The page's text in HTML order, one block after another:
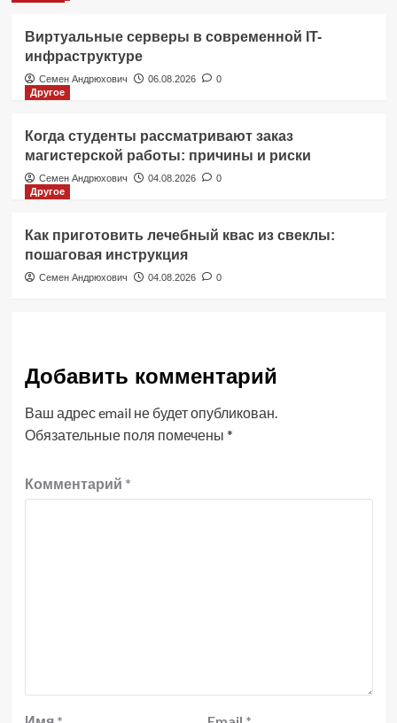
Виртуальные серверы в современной IT-
инфраструктуре
Семен Андрюхович 06.08.2026
0
Другое
Когда студенты рассматривают заказ
магистерской работы: причины и риски
Семен Андрюхович 04.08.2026
0
Другое
Как приготовить лечебный квас из свеклы:
пошаговая инструкция
Семен Андрюхович 04.08.2026 0
Добавить комментарий
Ваш адрес email не будет опубликован.
Обязательные поля помечены *
Комментарий *